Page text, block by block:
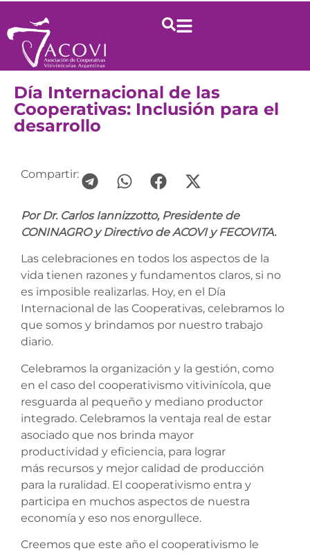
Día Internacional de las
Cooperativas: Inclusión para el
desarrollo
Compartir:
Por Dr. Carlos Iannizzotto, Presidente de
CONINAGRO y Directivo de ACOVI y FECOVITA.
Las celebraciones en todos los aspectos de la
vida tienen razones y fundamentos claros, si no
es imposible realizarlas. Hoy, en el Día
Internacional de las Cooperativas, celebramos lo
que somos y brindamos por nuestro trabajo
diario.
Celebramos la organización y la gestión, como
en el caso del cooperativismo vitivinícola, que
resguarda al pequeño y mediano productor
integrado. Celebramos la ventaja real de estar
asociado que nos brinda mayor
productividad y eficiencia, para lograr
más recursos y mejor calidad de producción
para la ruralidad. El cooperativismo entra y
participa en muchos aspectos de nuestra
economía y eso nos enorgullece.
Creemos que este año el cooperativismo le